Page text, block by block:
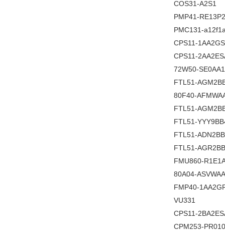
COS31-A2S1
PMP41-
PMC131-
CPS11-
CPS11-
72W50-
FTL51-
80F40-
FTL51-
FTL51-
FTL51-
FTL51-
FMU860-
80A04-
FMP40-
VU331
CPS11-
CPM253-